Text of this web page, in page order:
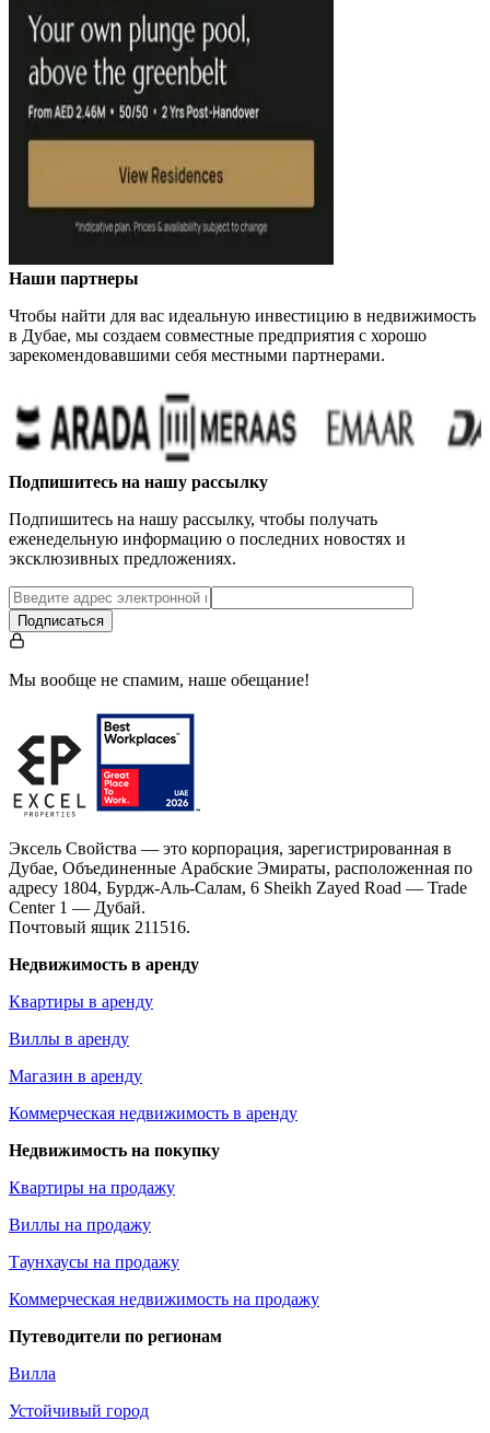
Наши партнеры
Чтобы найти для вас идеальную инвестицию в недвижимость
в Дубае, мы создаем совместные предприятия с хорошо
зарекомендовавшими себя местными партнерами.
…
Подпишитесь на нашу рассылку
Подпишитесь на нашу рассылку, чтобы получать
еженедельную информацию о последних новостях и
эксклюзивных предложениях.
Подписаться
Мы вообще не спамим, наше обещание!
Эксель Свойства — это корпорация, зарегистрированная в
Дубае, Объединенные Арабские Эмираты, расположенная по
адресу 1804, Бурдж-Аль-Салам, 6 Sheikh Zayed Road — Trade
Center 1 — Дубай.
Почтовый ящик 211516.
Недвижимость в аренду
Квартиры в аренду
Виллы в аренду
Магазин в аренду
Коммерческая недвижимость в аренду
Недвижимость на покупку
Квартиры на продажу
Виллы на продажу
Таунхаусы на продажу
Коммерческая недвижимость на продажу
Путеводители по регионам
Вилла
Устойчивый город